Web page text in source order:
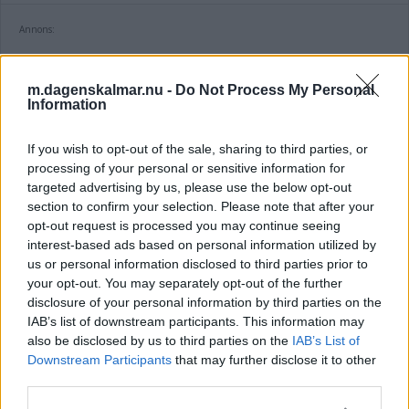
m.dagenskalmar.nu - Do Not Process My Personal
Information
If you wish to opt-out of the sale, sharing to third parties, or
processing of your personal or sensitive information for
targeted advertising by us, please use the below opt-out
section to confirm your selection. Please note that after your
opt-out request is processed you may continue seeing
interest-based ads based on personal information utilized by
us or personal information disclosed to third parties prior to
your opt-out. You may separately opt-out of the further
disclosure of your personal information by third parties on the
IAB’s list of downstream participants. This information may
also be disclosed by us to third parties on the IAB’s List of
Downstream Participants that may further disclose it to other
Annons:
DEBATT: KD fortsatt högt förtroende i
frågan som är viktigast för väljarna
DEBATT 14 augusti 2025 10.00
Välkomnar regeringens besked om
minskat barnafödande – "Går inte att
ducka"